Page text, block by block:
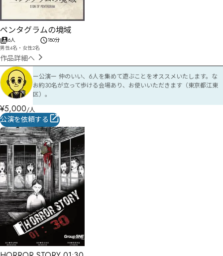
ペンタグラムの境域
6人
男性4名・女性2名
180分
作品詳細へ
ー公演ー 仲のいい、6人を集めて遊ぶことをオススメいたします。な
お約30名が立って歩ける会場あり、お使いいただきます（東京都江東
区）。
¥5,000/人
公演を依頼する